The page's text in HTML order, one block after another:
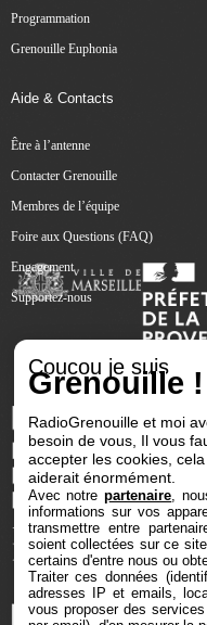
Programmation
Grenouille Euphonia
Aide & Contacts
Être à l’antenne
Contacter Grenouille
Membres de l’équipe
Foire aux Questions (FAQ)
Engagement
Supportez-nous
Coucou je suis
Grenouille !
RadioGrenouille et moi
besoin de vous, Il vous
accepter les cookies,
aiderait énormément.
Avec notrepartenaire ,
informations sur vos
transmettre entre
soient collectées sur ce
certains d'entre nous ou
Traiter ces données
adresses IP et emails,
vous proposer des